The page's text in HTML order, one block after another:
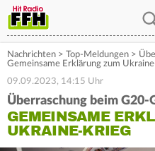
Nachrichten > Top-Meldungen >
Gemeinsame Erklärung zum
09.09.2023, 14:15 Uhr
Überraschung beim G20-
GEMEINSAME
UKRAINE-KRIEG